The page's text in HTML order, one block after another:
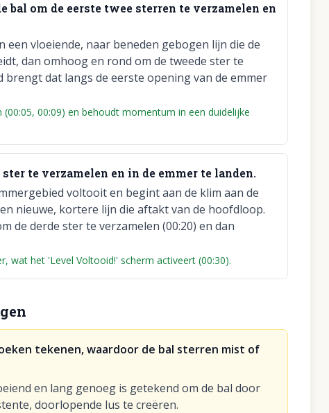
bal om de eerste twee sterren te verzamelen en
vloeiende, naar beneden gebogen lijn die de
dan omhoog en rond om de tweede ster te
dat langs de eerste opening van de emmer
00:09) en behoudt momentum in een duidelijke
te verzamelen en in de emmer te landen.
voltooit en begint aan de klim aan de
nieuwe, kortere lijn die aftakt van de hoofdloop.
de derde ster te verzamelen (00:20) en dan
wat het 'Level Voltooid!' scherm activeert (00:30).
tekenen, waardoor de bal sterren mist of
en lang genoeg is getekend om de bal door
doorlopende lus te creëren.